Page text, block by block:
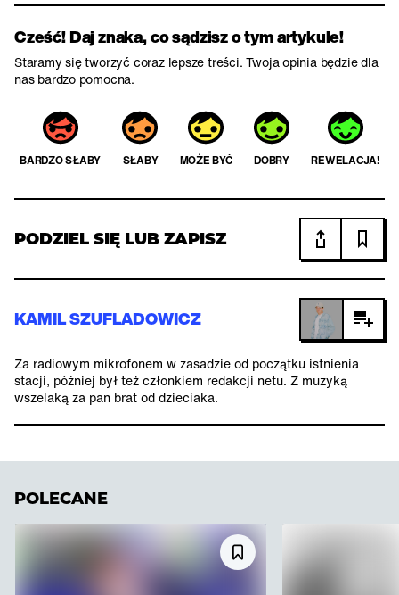
Cześć! Daj znaka, co sądzisz o tym artykule!
Staramy się tworzyć coraz lepsze treści. Twoja opinia będzie dla
nas bardzo pomocna.
BARDZO SŁABY SŁABY MOŻE BYĆ DOBRY REWELACJA!
PODZIEL SIĘ LUB ZAPISZ
KAMIL SZUFLADOWICZ
Za radiowym mikrofonem w zasadzie od początku istnienia
stacji, później był też członkiem redakcji netu. Z muzyką
wszelaką za pan brat od dzieciaka.
POLECANE